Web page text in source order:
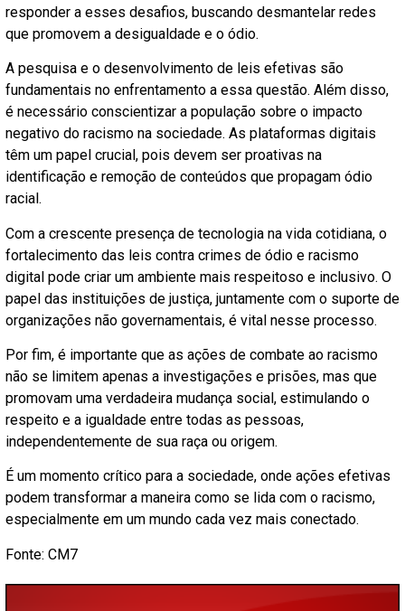
responder a esses desafios, buscando desmantelar redes
que promovem a desigualdade e o ódio.
A pesquisa e o desenvolvimento de leis efetivas são
fundamentais no enfrentamento a essa questão. Além disso,
é necessário conscientizar a população sobre o impacto
negativo do racismo na sociedade. As plataformas digitais
têm um papel crucial, pois devem ser proativas na
identificação e remoção de conteúdos que propagam ódio
racial.
Com a crescente presença de tecnologia na vida cotidiana, o
fortalecimento das leis contra crimes de ódio e racismo
digital pode criar um ambiente mais respeitoso e inclusivo. O
papel das instituições de justiça, juntamente com o suporte de
organizações não governamentais, é vital nesse processo.
Por fim, é importante que as ações de combate ao racismo
não se limitem apenas a investigações e prisões, mas que
promovam uma verdadeira mudança social, estimulando o
respeito e a igualdade entre todas as pessoas,
independentemente de sua raça ou origem.
É um momento crítico para a sociedade, onde ações efetivas
podem transformar a maneira como se lida com o racismo,
especialmente em um mundo cada vez mais conectado.
Fonte: CM7